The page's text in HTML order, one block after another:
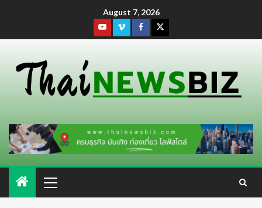
August 7, 2026